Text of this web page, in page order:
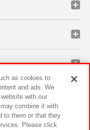
as cookies to
and ads. We
with our
combine it with
to them or that they
Please click